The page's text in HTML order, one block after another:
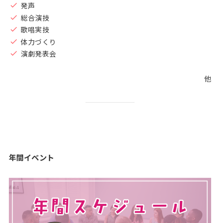
発声
総合演技
歌唱実技
体力づくり
演劇発表会
他
年間イベント